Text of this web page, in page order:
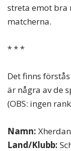
streta emot bra
matcherna.
* * *
Det finns
är några av de
(OBS: ingen
Namn:
Land/Klubb: